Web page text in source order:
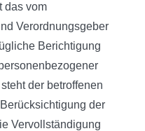
das vom
Verordnungsgeber
Berichtigung
der betroffenen
der
Vervollständigung